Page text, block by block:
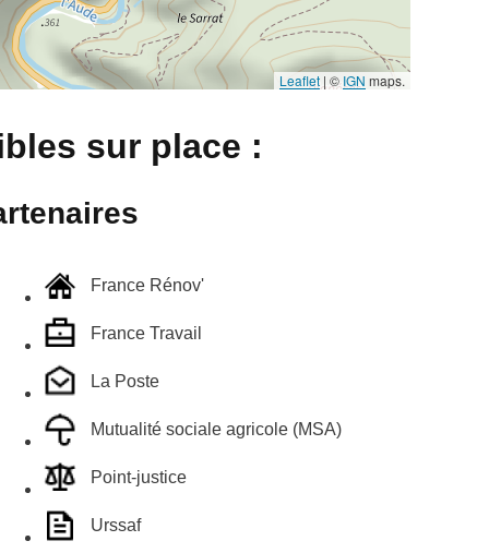
Leaflet | ©IGN maps.
sur place :
France Rénov'
France Travail
La Poste
Mutualité sociale agricole (MSA)
Point-justice
Urssaf